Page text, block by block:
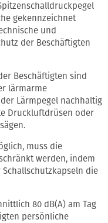
gekennzeichnet
und
der Beschäftigten
Beschäftigten sind
lärmarme
Lärmpegel nachhaltig
Druckluftdrüsen oder
muss die
werden, indem
die
80 dB(A) am Tag
persönliche